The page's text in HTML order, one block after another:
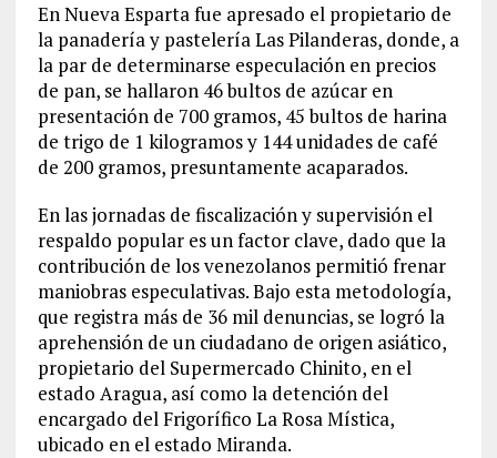
En Nueva Esparta fue apresado el propietario de
la panadería y pastelería Las Pilanderas, donde, a
la par de determinarse especulación en precios
de pan, se hallaron 46 bultos de azúcar en
presentación de 700 gramos, 45 bultos de harina
de trigo de 1 kilogramos y 144 unidades de café
de 200 gramos, presuntamente acaparados.
En las jornadas de fiscalización y supervisión el
respaldo popular es un factor clave, dado que la
contribución de los venezolanos permitió frenar
maniobras especulativas. Bajo esta metodología,
que registra más de 36 mil denuncias, se logró la
aprehensión de un ciudadano de origen asiático,
propietario del Supermercado Chinito, en el
estado Aragua, así como la detención del
encargado del Frigorífico La Rosa Mística,
ubicado en el estado Miranda.